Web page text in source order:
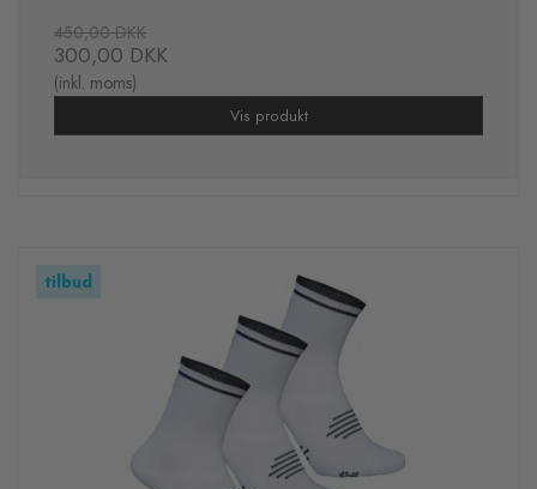
450,00 DKK
300,00 DKK
(inkl. moms)
Vis produkt
tilbud